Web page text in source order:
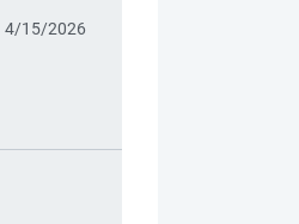
4/15/2026